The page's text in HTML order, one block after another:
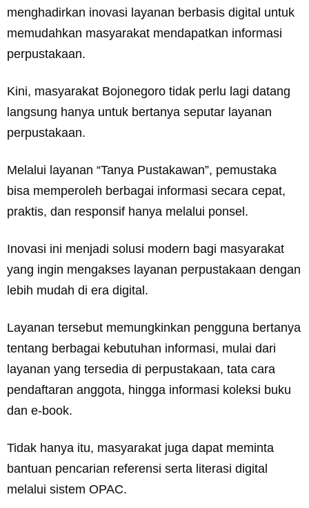
menghadirkan inovasi layanan berbasis digital untuk
memudahkan masyarakat mendapatkan informasi
perpustakaan.
Kini, masyarakat Bojonegoro tidak perlu lagi datang
langsung hanya untuk bertanya seputar layanan
perpustakaan.
Melalui layanan “Tanya Pustakawan”, pemustaka
bisa memperoleh berbagai informasi secara cepat,
praktis, dan responsif hanya melalui ponsel.
Inovasi ini menjadi solusi modern bagi masyarakat
yang ingin mengakses layanan perpustakaan dengan
lebih mudah di era digital.
Layanan tersebut memungkinkan pengguna bertanya
tentang berbagai kebutuhan informasi, mulai dari
layanan yang tersedia di perpustakaan, tata cara
pendaftaran anggota, hingga informasi koleksi buku
dan e-book.
Tidak hanya itu, masyarakat juga dapat meminta
bantuan pencarian referensi serta literasi digital
melalui sistem OPAC.